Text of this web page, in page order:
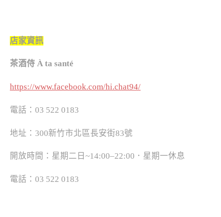
店家資訊
茶酒侍 À ta santé
https://www.facebook.com/hi.chat94/
電話：03 522 0183
地址：300新竹市北區長安街83號
開放時間：星期二日~14:00–22:00．星期一休息
電話：03 522 0183